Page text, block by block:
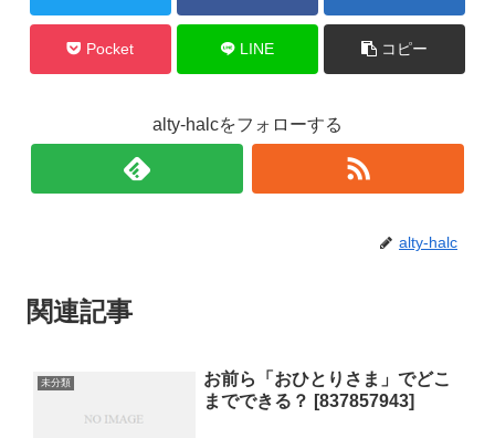
Pocket LINE コピー
alty-halcをフォローする
alty-halc
関連記事
未分類
お前ら「おひとりさま」でどこ
までできる？ [837857943]